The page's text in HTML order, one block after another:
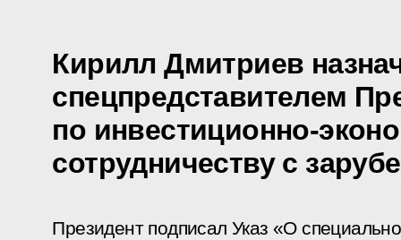
Кирилл Дмитриев
спецпредставителем
по инвестиционно-
сотрудничеству с
Президент подписал Указ «О